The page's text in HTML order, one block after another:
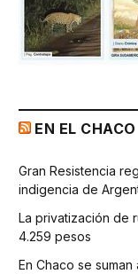
EN EL CHACO
Gran Resistencia
indigencia de
La privatización de
4.259 pesos
En Chaco se